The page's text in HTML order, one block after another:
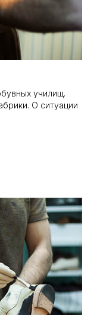
училищ.
О ситуации